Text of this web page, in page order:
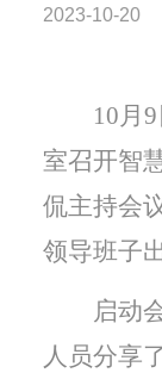
2023-10-20
10月9
室召开智
侃主持会
领导班子
启动
人员分享